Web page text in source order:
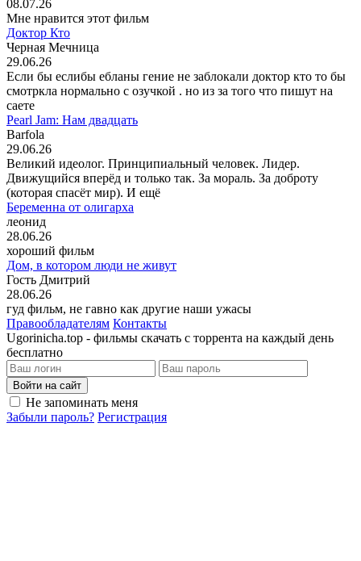
08.07.26
Мне нравится этот фильм
Доктор Кто
Черная Мечница
29.06.26
Если бы еслибы ебланы гение не заблокали доктор кто то бы
смотркла нормально с озучкой . но из за того что пишут на
саете
Pearl Jam: Нам двадцать
Barfola
29.06.26
Великий идеолог. Принципиальный человек. Лидер.
Движущийся вперёд и только так. За мораль. За доброту
(которая спасёт мир). И ещё
Беременна от олигарха
леонид
28.06.26
хороший фильм
Дом, в котором люди не живут
Гость Дмитрий
28.06.26
гуд фильм, не гавно как другие наши ужасы
Правообладателям Контакты
Ugorinicha.top - фильмы скачать с торрента на каждый день
бесплатно
Войти на сайт
Не запоминать меня
Забыли пароль? Регистрация